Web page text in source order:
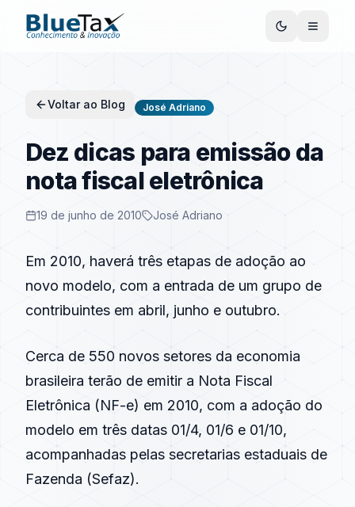
Voltar ao Blog José Adriano
Dez dicas para emissão da
nota fiscal eletrônica
19 de junho de 2010 José Adriano
Em 2010, haverá três etapas de adoção ao
novo modelo, com a entrada de um grupo de
contribuintes em abril, junho e outubro.
Cerca de 550 novos setores da economia
brasileira terão de emitir a Nota Fiscal
Eletrônica (NF-e) em 2010, com a adoção do
modelo em três datas 01/4, 01/6 e 01/10,
acompanhadas pelas secretarias estaduais de
Fazenda (Sefaz).